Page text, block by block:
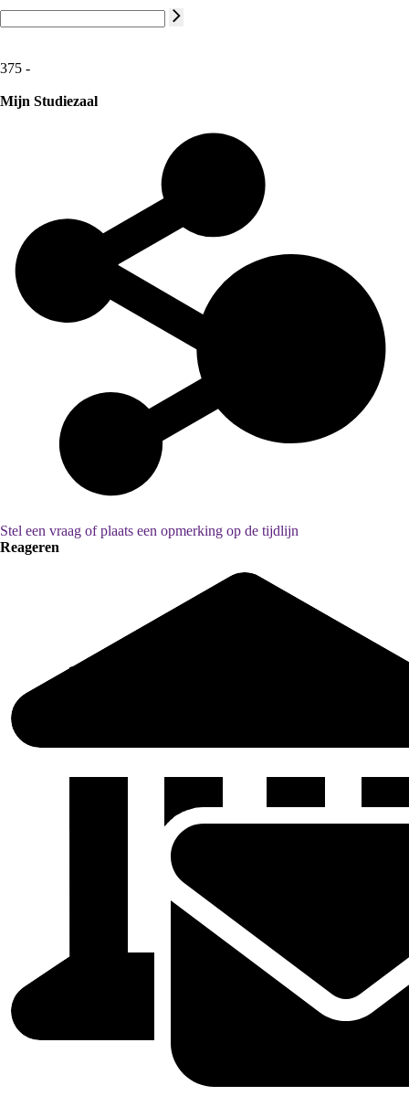
375 -
Mijn Studiezaal
Stel een vraag of plaats een opmerking op de tijdlijn
Reageren